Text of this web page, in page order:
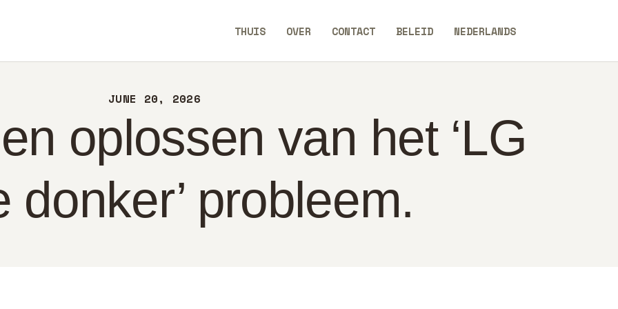
THUIS OVER CONTACT BELEID NEDERLANDS
JUNE 20, 2026
oplossen van het ‘LG
donker’ probleem.